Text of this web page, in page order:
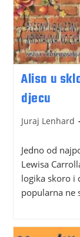
Alisa u
djecu
Juraj Lenhard
Jedno od
Lewisa
logika skoro i
popularna ne